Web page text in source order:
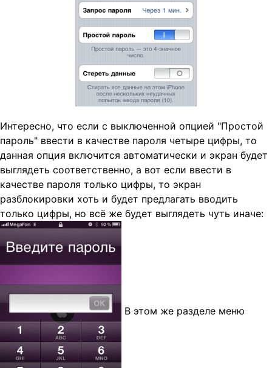
Интересно, что если с выключенной опцией "Простой
пароль" ввести в качестве пароля четыре цифры, то
данная опция включится автоматически и экран будет
выглядеть соответственно, а вот если ввести в
качестве пароля только цифры, то экран
разблокировки хоть и будет предлагать вводить
только цифры, но всё же будет выглядеть чуть иначе:
В этом же разделе меню